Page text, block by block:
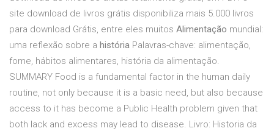
site download de livros grátis disponibiliza mais 5.000 livros
para download Grátis, entre eles muitos Alimentação mundial:
uma reflexão sobre a história Palavras-chave: alimentação,
fome, hábitos alimentares, história da alimentação.
SUMMARY Food is a fundamental factor in the human daily
routine, not only because it is a basic need, but also because
access to it has become a Public Health problem given that
both lack and excess may lead to disease. Livro: Historia da